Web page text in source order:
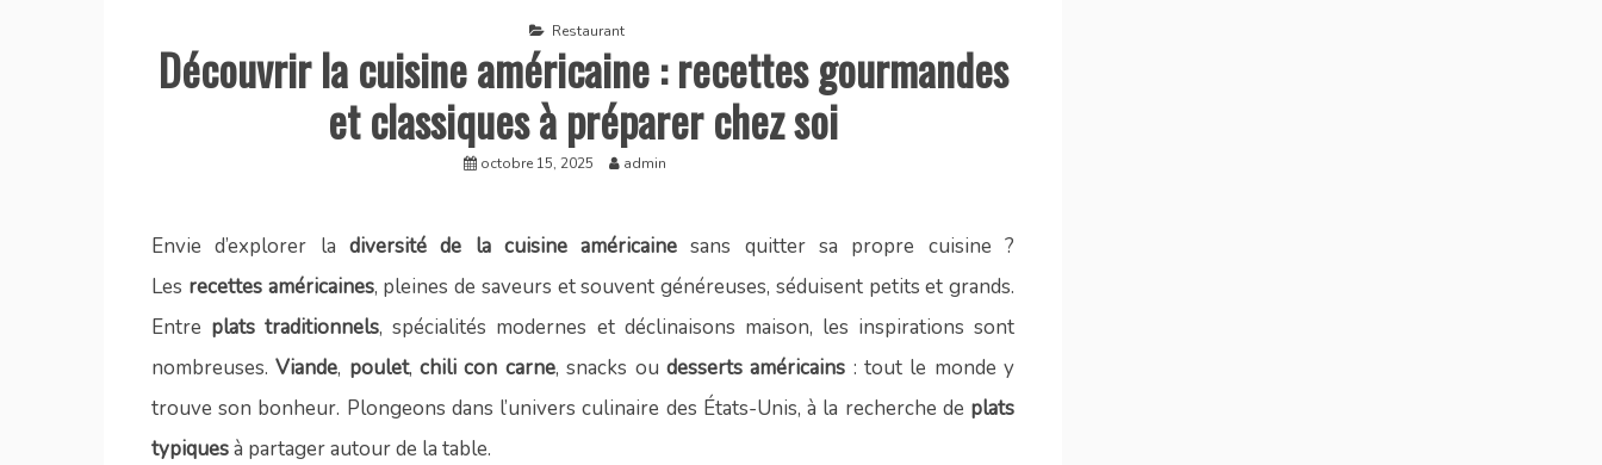
Restaurant
Découvrir la cuisine américaine : recettes gourmandes
et classiques à préparer chez soi
octobre 15, 2025 admin
Envie d’explorer la diversité de la cuisine américaine sans quitter sa propre cuisine ?
Les recettes américaines, pleines de saveurs et souvent généreuses, séduisent petits et grands.
Entre plats traditionnels, spécialités modernes et déclinaisons maison, les inspirations sont
nombreuses.Viande, poulet,chili con carne, snacks ou desserts américains : tout le monde y
trouve son bonheur. Plongeons dans l’univers culinaire des États-Unis, à la recherche de plats
typiquesà partager autour de la table.